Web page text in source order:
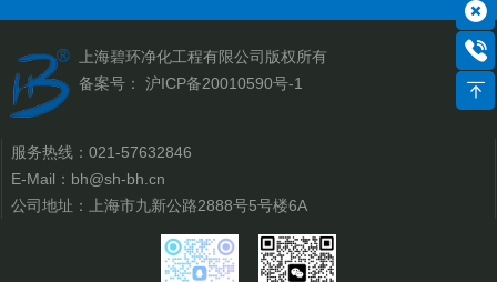
上海碧环净化工程有限公司版权所有
备案号： 沪ICP备20010590号-1
服务热线： 021-57632846
E-Mail： bh@sh-bh.cn
公司地址：上海市九新公路2888号5号楼6A